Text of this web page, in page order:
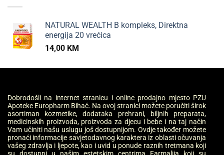
NATURAL WEALTH B kompleks, Direktna
energija 20 vrećica
14,00 KM
Dobrodošli na internet stranicu i online prodajno mjesto PZU
Apoteke Europharm Bihać. Na ovoj stranici možete poručiti širok
asortiman kozmetike, dodataka prehrani, biljnih preparata,
medicinskih proizvoda, proizvoda za djecu i bebe i na taj način
Vam učiniti našu uslugu još dostupnijom. Ovdje također možete
pronaći informacije savjetodavnog karaktera iz oblasti očuvanja
vašeg zdravlja i ljepote, kao i uvid u ponude raznih tretmana koji
su dostupni u našim estetskim centrima Farmalija koji su